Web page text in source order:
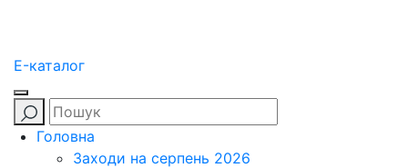
E-каталог
Головна
Заходи на серпень 2026